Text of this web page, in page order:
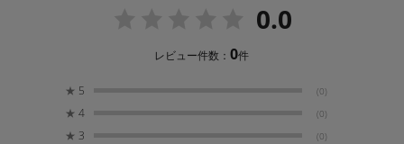
0.0
レビュー件数：0件
★ 5 (0)
★ 4 (0)
★ 3 (0)